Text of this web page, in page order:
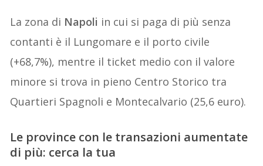
La zona di Napoli in cui si paga di più senza
contanti è il Lungomare e il porto civile
(+68,7%), mentre il ticket medio con il valore
minore si trova in pieno Centro Storico tra
Quartieri Spagnoli e Montecalvario (25,6 euro).
Le province con le transazioni aumentate
di più: cerca la tua